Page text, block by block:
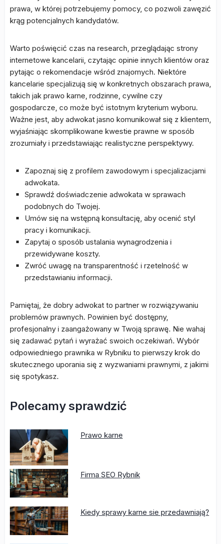
prawa, w której potrzebujemy pomocy, co pozwoli zawęzić
krąg potencjalnych kandydatów.
Warto poświęcić czas na research, przeglądając strony
internetowe kancelarii, czytając opinie innych klientów oraz
pytając o rekomendacje wśród znajomych. Niektóre
kancelarie specjalizują się w konkretnych obszarach prawa,
takich jak prawo karne, rodzinne, cywilne czy
gospodarcze, co może być istotnym kryterium wyboru.
Ważne jest, aby adwokat jasno komunikował się z klientem,
wyjaśniając skomplikowane kwestie prawne w sposób
zrozumiały i przedstawiając realistyczne perspektywy.
Zapoznaj się z profilem zawodowym i specjalizacjami
adwokata.
Sprawdź doświadczenie adwokata w sprawach
podobnych do Twojej.
Umów się na wstępną konsultację, aby ocenić styl
pracy i komunikacji.
Zapytaj o sposób ustalania wynagrodzenia i
przewidywane koszty.
Zwróć uwagę na transparentność i rzetelność w
przedstawianiu informacji.
Pamiętaj, że dobry adwokat to partner w rozwiązywaniu
problemów prawnych. Powinien być dostępny,
profesjonalny i zaangażowany w Twoją sprawę. Nie wahaj
się zadawać pytań i wyrażać swoich oczekiwań. Wybór
odpowiedniego prawnika w Rybniku to pierwszy krok do
skutecznego uporania się z wyzwaniami prawnymi, z jakimi
się spotykasz.
Polecamy sprawdzić
Prawo karne
Firma SEO Rybnik
Kiedy sprawy karne sie przedawniają?